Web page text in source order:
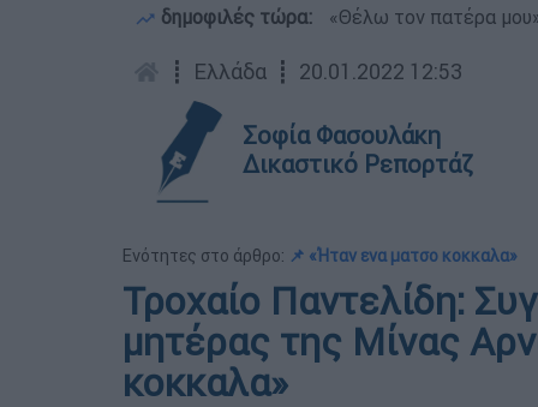
δημοφιλές τώρα: «Θέλω τον πατέρα
┋ Ελλάδα ┋ 20.01.2022 12:53
Σοφία Φασουλάκη
Δικαστικό Ρεπορτάζ
Ενότητες στο άρθρο: 📌 «Ήταν ενα ματσο κοκκαλα»
Τροχαίο Παντελίδη:
μητέρας της Μίνας
κοκκαλα»